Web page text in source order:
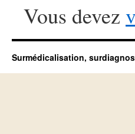
Vous devez
Surmédicalisation,